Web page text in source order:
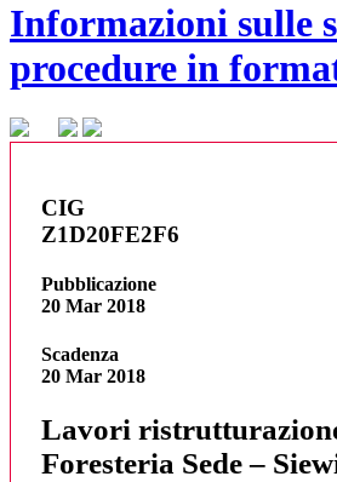
Informazioni sulle
procedure in
CIG
Z1D20FE2F6
Pubblicazione
20 Mar 2018
Scadenza
20 Mar 2018
Lavori
Foresteria Sede –